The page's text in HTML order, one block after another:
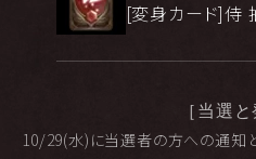
[変身カード]侍
［当選と
10/29(水)に当選者の方への通知